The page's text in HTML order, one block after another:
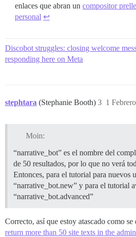
enlaces que abran un compositor
personal ↩︎
Discobot struggles: closing welcome
responding here on Meta
stephtara (Stephanie Booth) 1
3
Moin:
“narrative_bot” es el nombre del
de 50 resultados, por lo que no verá
Entonces, para el tutorial para nuevos
“narrative_bot.new” y para el tutorial
“narrative_bot.advanced”
Correcto, así que estoy atascado como se
return more than 50 site texts in the